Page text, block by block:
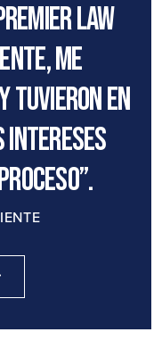
Law
me
tuvieron en
intereses